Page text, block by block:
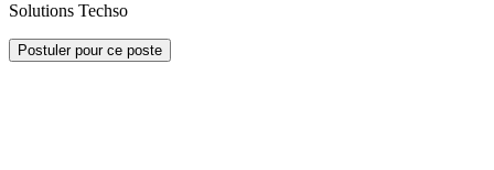
Solutions Techso
Postuler pour ce poste